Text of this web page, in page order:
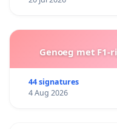
Genoeg met F1-
44 signatures
4 Aug 2026